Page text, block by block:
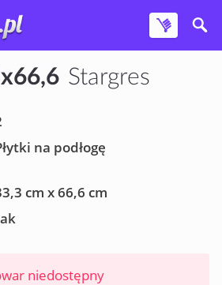
Stargres
na podłogę
cm x 66,6 cm
niedostępny